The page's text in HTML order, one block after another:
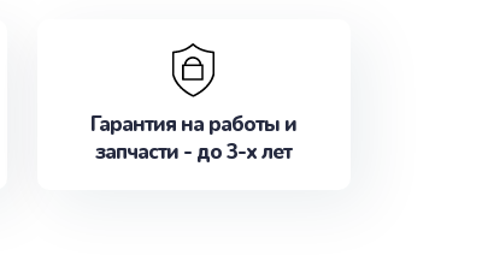
Гарантия на работы и
запчасти - до 3-х лет